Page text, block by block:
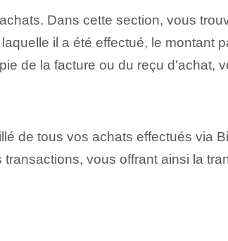
Dans cette section, vous
il a été effectué, le montant
de la facture ou du reçu d'achat,
de tous vos achats effectués via
vous offrant ainsi la